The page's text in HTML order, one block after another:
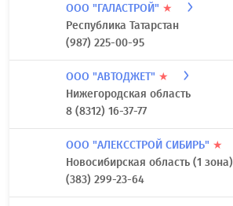
ООО "ГАЛАСТРОЙ" ★
Республика Татарстан
(987) 225-00-95
ООО "АВТОДЖЕТ" ★
Нижегородская область
8 (8312) 16-37-77
ООО "АЛЕКССТРОЙ СИБИРЬ" ★
Новосибирская область (1 зона)
(383) 299-23-64